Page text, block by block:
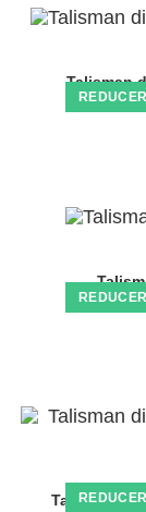
Talisman
Talisman